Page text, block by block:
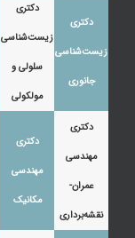
دکتری
زیست‌شناسی
جانوری
دکتری
زیست‌شناسی
سلولی و
مولکولی
دکتری
مهندسی
عمران-
نقشه‌برداری
دکتری
مهندسی
مکانیک